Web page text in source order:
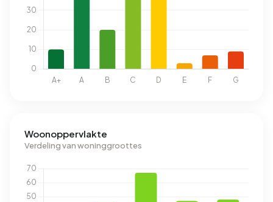
Woonoppervlakte
Verdeling van woninggroottes